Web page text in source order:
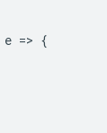
e => {